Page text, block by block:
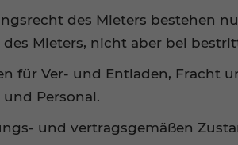
des Mieters bestehen
Mieters, nicht aber bei
für Ver- und Entladen, Fracht
Personal.
und vertragsgemäßen